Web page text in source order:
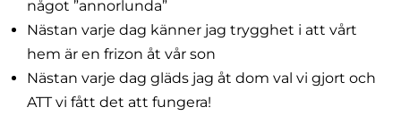
något ”annorlunda”
Nästan varje dag känner jag trygghet i att vårt
hem är en frizon åt vår son
Nästan varje dag gläds jag åt dom val vi gjort och
ATT vi fått det att fungera!